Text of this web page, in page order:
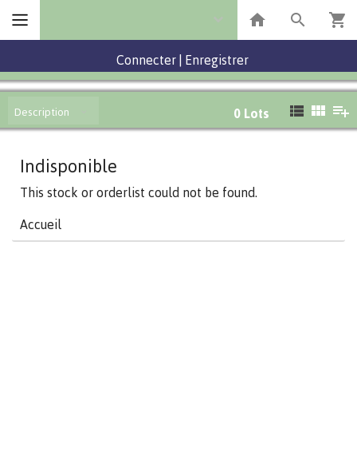
Connecter Enregistrer
Description 0 Lots
Indisponible
This stock or orderlist could not be found.
Accueil